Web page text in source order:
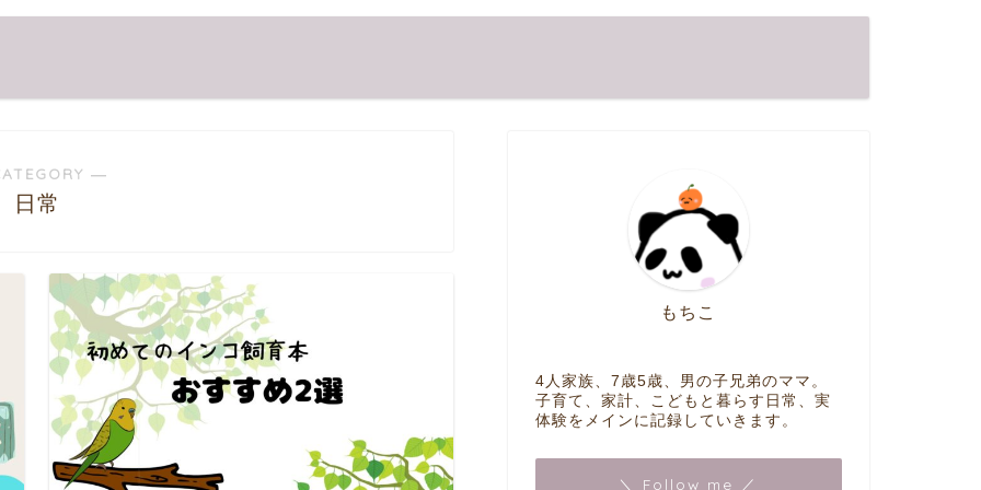
―
日常
もちこ
4人家族、7歳5歳、男の子兄弟のママ。
子育て、家計、こどもと暮らす日常、実
体験をメインに記録していきます。
＼ Follow me ／